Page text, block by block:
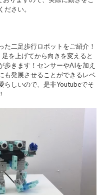
さい。
た二足歩行ロボットをご紹介！
を上げてから向きを変えると
歩きます！センサーやAIを加え
も発展させることができるレベ
らしいので、是非Youtubeでそ